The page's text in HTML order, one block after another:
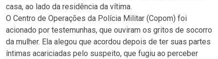
casa, ao lado da residência da vítima.
O Centro de Operações da Polícia Militar (Copom) foi
acionado por testemunhas, que ouviram os gritos de socorro
da mulher. Ela alegou que acordou depois de ter suas partes
íntimas acariciadas pelo suspeito, que fugiu ao perceber